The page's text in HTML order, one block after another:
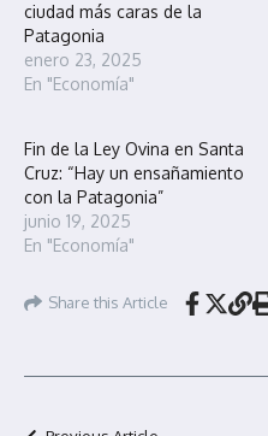
ciudad más caras de la
Patagonia
enero 23, 2025
En "Economía"
Fin de la Ley Ovina en Santa
Cruz: “Hay un ensañamiento
con la Patagonia”
junio 19, 2025
En "Economía"
Share this Article